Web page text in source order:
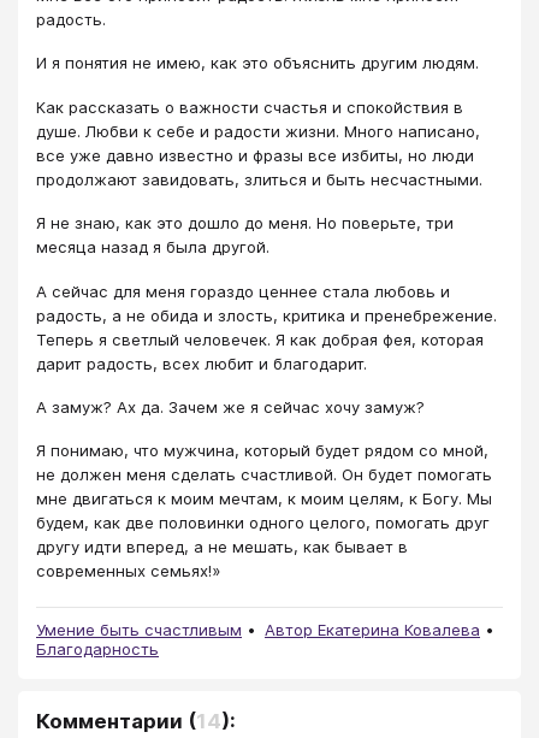
радость.
И я понятия не имею, как это объяснить другим людям.
Как рассказать о важности счастья и спокойствия в
душе. Любви к себе и радости жизни. Много написано,
все уже давно известно и фразы все избиты, но люди
продолжают завидовать, злиться и быть несчастными.
Я не знаю, как это дошло до меня. Но поверьте, три
месяца назад я была другой.
А сейчас для меня гораздо ценнее стала любовь и
радость, а не обида и злость, критика и пренебрежение.
Теперь я светлый человечек. Я как добрая фея, которая
дарит радость, всех любит и благодарит.
А замуж? Ах да. Зачем же я сейчас хочу замуж?
Я понимаю, что мужчина, который будет рядом со мной,
не должен меня сделать счастливой. Он будет помогать
мне двигаться к моим мечтам, к моим целям, к Богу. Мы
будем, как две половинки одного целого, помогать друг
другу идти вперед, а не мешать, как бывает в
современных семьях!»
Умение быть счастливым
Автор Екатерина Ковалева
Благодарность
Комментарии (14):